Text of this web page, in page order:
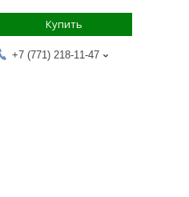
Купить
+7 (771) 218-11-47